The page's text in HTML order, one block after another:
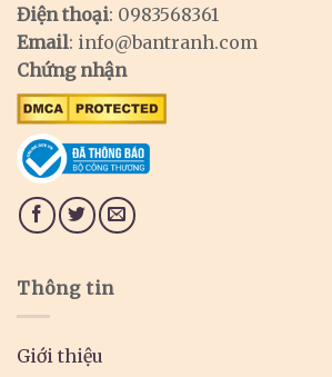
Điện thoại: 0983568361
Email: info@bantranh.com
Chứng nhận
Thông tin
Giới thiệu